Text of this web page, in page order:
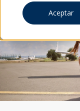
Aceptar